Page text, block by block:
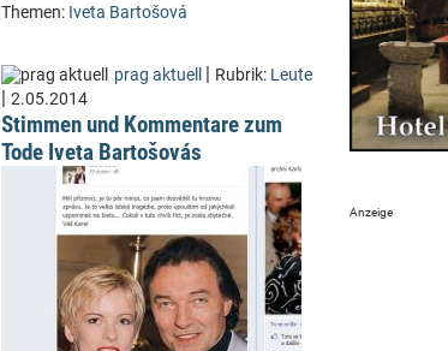
Themen: Iveta Bartošová
prag aktuell | Rubrik: Leute
| 2.05.2014
Stimmen und Kommentare zum
Tode Iveta Bartošovás